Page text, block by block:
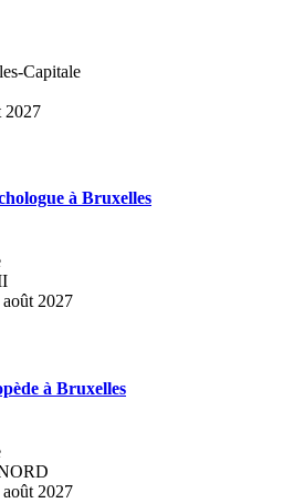
Capitale
2027
à Bruxelles
2027
à Bruxelles
2027